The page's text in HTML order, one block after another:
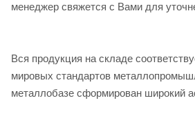
менеджер свяжется с Вами для
Вся продукция на складе
мировых стандартов
металлобазе сформирован широкий